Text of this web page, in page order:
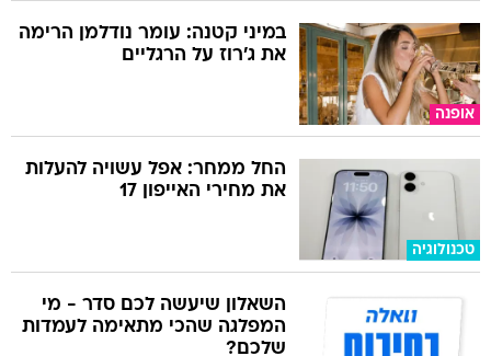
אופנה
במיני קטנה: עומר נודלמן הרימה
את ג'רוז על הרגליים
טכנולוגיה
החל ממחר: אפל עשויה להעלות
את מחירי האייפון 17
השאלון שיעשה לכם סדר - מי
המפלגה שהכי מתאימה לעמדות
שלכם?